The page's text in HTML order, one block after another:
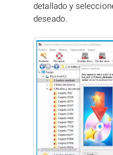
detallado y
deseado.